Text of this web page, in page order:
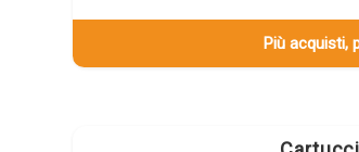
Più acquisti,